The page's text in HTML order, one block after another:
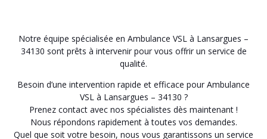
Notre équipe spécialisée en Ambulance VSL à Lansargues –
34130 sont prêts à intervenir pour vous offrir un service de
qualité.
Besoin d’une intervention rapide et efficace pour Ambulance
VSL à Lansargues – 34130 ?
Prenez contact avec nos spécialistes dès maintenant !
Nous répondons rapidement à toutes vos demandes.
Quel que soit votre besoin, nous vous garantissons un service